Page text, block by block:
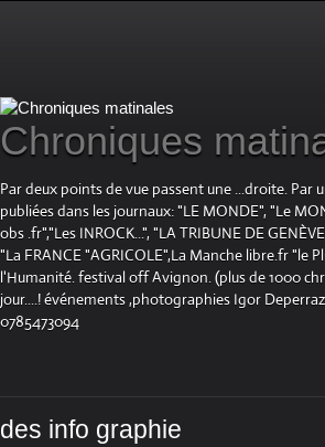
Chroniques
Par deux points de vue passent une ...droite.
publiées dans les journaux: "LE MONDE", "Le
obs .fr","Les INROCK...", "LA TRIBUNE DE
"La FRANCE "AGRICOLE",La Manche libre.fr "le
l'Humanité. festival off Avignon. (plus de 1000
jour....! événements ,photographies Igor
0785473094
des info graphie